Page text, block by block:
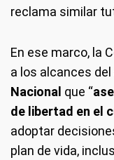
reclama similar
En ese marco, la
a los alcances del
Nacional que “
de libertad en el
adoptar
plan de vida,